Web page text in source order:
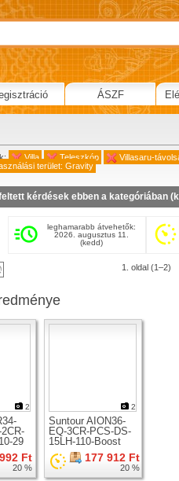
Villa Teleszkóp Villasaru-
terület: Gravity
kérdések ebben a kategóriában (
leghamarabb átvehetők:
2026. augusztus 11.
(kedd)
1. oldal (1–2)
2
29
Ft
20 %
2
Suntour AION36-
EQ-3CR-PCS-DS-
15LH-110-Boost
teleszkóp 29er
kerékhez177 912 Ft
20 %
ÁSZF